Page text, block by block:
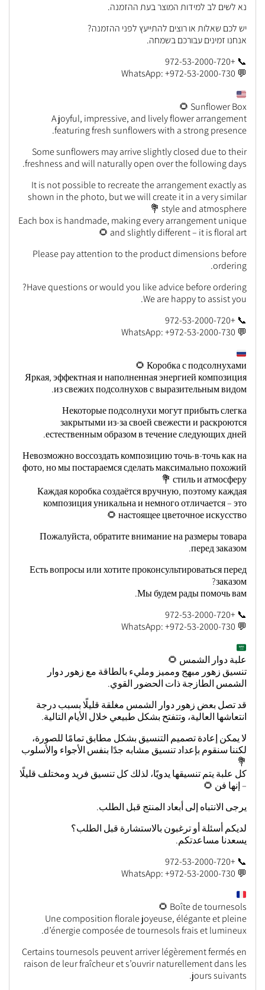
נא לשים לב למידות המוצר בעת ההזמנה.
יש לכם שאלות או רוצים להתייעץ לפני ההזמנה?
אנחנו זמינים עבורכם בשמחה.
📞 +972-53-2000-720
💬 WhatsApp: +972-53-2000-730
Sunflower Box 🌻
A joyful, impressive, and lively flower arrangement
featuring fresh sunflowers with a strong presence.
Some sunflowers may arrive slightly closed due to their
freshness and will naturally open over the following days.
It is not possible to recreate the arrangement exactly as
shown in the photo, but we will create it in a very similar
style and atmosphere 💐
Each box is handmade, making every arrangement unique
and slightly different – it is floral art 🌻
Please pay attention to the product dimensions before
ordering.
Have questions or would you like advice before ordering?
We are happy to assist you.
📞 +972-53-2000-720
💬 WhatsApp: +972-53-2000-730
Коробка с подсолнухами 🌻
Яркая, эффектная и наполненная энергией композиция
из свежих подсолнухов с выразительным видом.
Некоторые подсолнухи могут прибыть слегка
закрытыми из-за своей свежести и раскроются
естественным образом в течение следующих дней.
Невозможно воссоздать композицию точь-в-точь как на
фото, но мы постараемся сделать максимально похожий
стиль и атмосферу 💐
Каждая коробка создаётся вручную, поэтому каждая
композиция уникальна и немного отличается – это
настоящее цветочное искусство 🌻
Пожалуйста, обратите внимание на размеры товара
перед заказом.
Есть вопросы или хотите проконсультироваться перед
заказом?
Мы будем рады помочь вам.
📞 +972-53-2000-720
💬 WhatsApp: +972-53-2000-730
علبة دوار الشمس 🌻
تنسيق زهور مبهج ومميز ومليء بالطاقة مع زهور دوار
الشمس الطازجة ذات الحضور القوي.
قد تصل بعض زهور دوار الشمس مغلقة قليلًا بسبب درجة
انتعاشها العالية، وتتفتح بشكل طبيعي خلال الأيام التالية.
لا يمكن إعادة تصميم التنسيق بشكل مطابق تمامًا للصورة،
لكننا سنقوم بإعداد تنسيق مشابه جدًا بنفس الأجواء والأسلوب
💐
كل علبة يتم تنسيقها يدويًا، لذلك كل تنسيق فريد ومختلف قليلًا
– إنها فن 🌻
يرجى الانتباه إلى أبعاد المنتج قبل الطلب.
لديكم أسئلة أو ترغبون بالاستشارة قبل الطلب؟
يسعدنا مساعدتكم.
📞 +972-53-2000-720
💬 WhatsApp: +972-53-2000-730
Boîte de tournesols 🌻
Une composition florale joyeuse, élégante et pleine
d’énergie composée de tournesols frais et lumineux.
Certains tournesols peuvent arriver légèrement fermés en
raison de leur fraîcheur et s’ouvrir naturellement dans les
jours suivants.